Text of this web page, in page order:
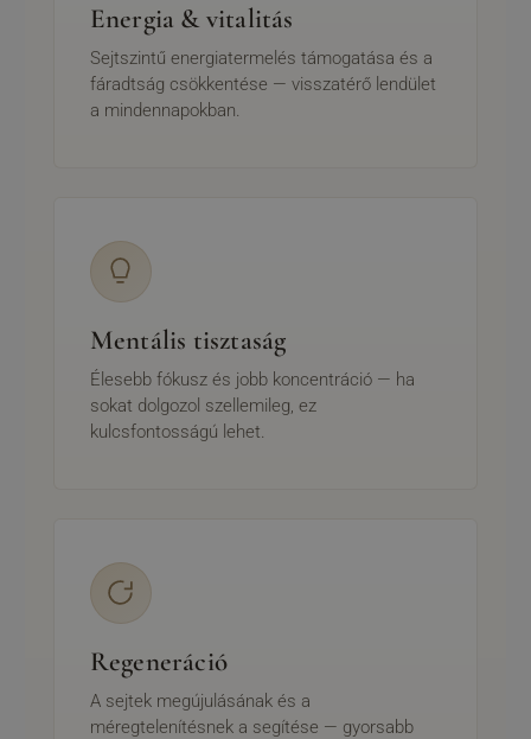
Energia & vitalitás
Sejtszintű energiatermelés támogatása és a
fáradtság csökkentése — visszatérő lendület
a mindennapokban.
Mentális tisztaság
Élesebb fókusz és jobb koncentráció — ha
sokat dolgozol szellemileg, ez
kulcsfontosságú lehet.
Regeneráció
A sejtek megújulásának és a
méregtelenítésnek a segítése — gyorsabb